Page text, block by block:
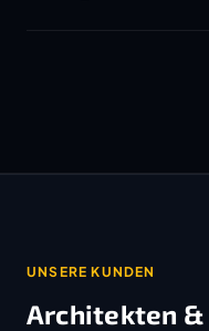
UNSERE KUNDEN
Architekten